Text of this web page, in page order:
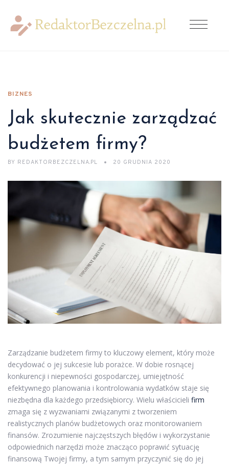
BIZNES
Jak skutecznie zarządzać
budżetem firmy?
BY REDAKTORBEZCZELNA.PL 20 GRUDNIA 2020
Zarządzanie budżetem firmy to kluczowy element, który może
decydować o jej sukcesie lub porażce. W dobie rosnącej
konkurencji i niepewności gospodarczej, umiejętność
efektywnego planowania i kontrolowania wydatków staje się
niezbędna dla każdego przedsiębiorcy. Wielu właścicieli firm
zmaga się z wyzwaniami związanymi z tworzeniem
realistycznych planów budżetowych oraz monitorowaniem
finansów. Zrozumienie najczęstszych błędów i wykorzystanie
odpowiednich narzędzi może znacząco poprawić sytuację
finansową Twojej firmy, a tym samym przyczynić się do jej